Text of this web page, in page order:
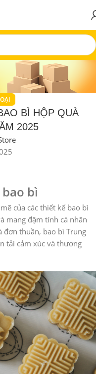
BÌ HỘP QUÀ
2025
bì
của các thiết kế bao bì
mang đậm tính cá nhân
đơn thuần, bao bì Trung
tải cảm xúc và thương